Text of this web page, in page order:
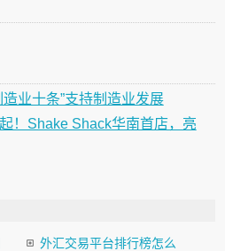
造业十条”支持制造业发展
！Shake Shack华南首店，亮
外汇交易平台排行榜怎么